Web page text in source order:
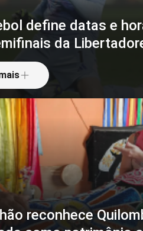
define datas e
da
reconhece